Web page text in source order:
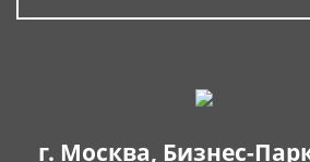
г. Москва, Бизнес-